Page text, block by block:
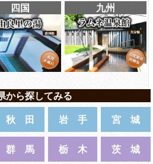
四国 九州
から探してみる
秋 田 岩 手 宮 城
群 馬 栃 木 茨 城